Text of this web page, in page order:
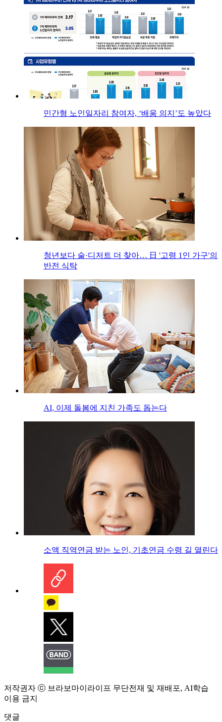
민간형 노인일자리 참여자, ‘배움 의지’도 높았다
청년보다 술·디저트 더 찾아… 日 '고령 1인 가구'의
반전 식탁
AI, 이제 돌봄에 지친 가족도 돕는다
소액 직역연금 받는 노인, 기초연금 수령 길 열린다
저작권자 ⓒ 브라보마이라이프 무단전재 및 재배포, AI학습
이용 금지
댓글